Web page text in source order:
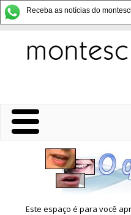
Receba as notícias do
Este espaço é para você